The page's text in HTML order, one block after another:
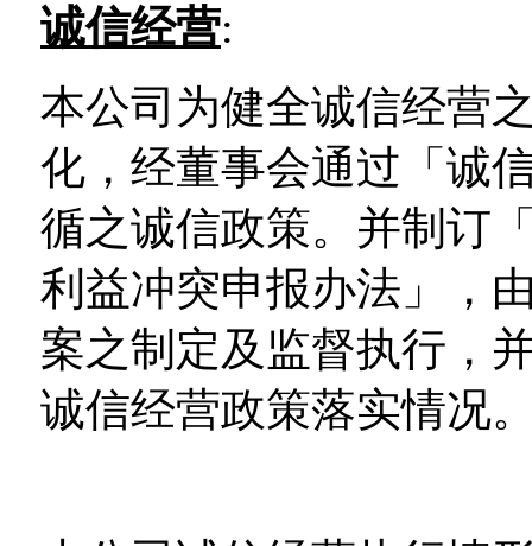
诚信经营:
本公司为健全诚信经营
化，经董事会通过「诚
循之诚信政策。并制订
利益冲突申报办法」，
案之制定及监督执行，
诚信经营政策落实情况